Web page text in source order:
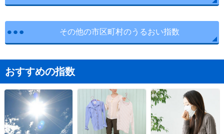
その他の市区町村のうるおい指数
おすすめの指数